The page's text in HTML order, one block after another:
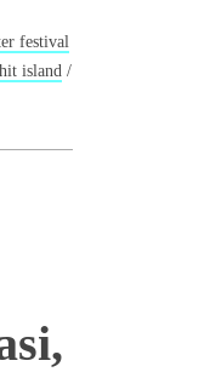
festival
island /